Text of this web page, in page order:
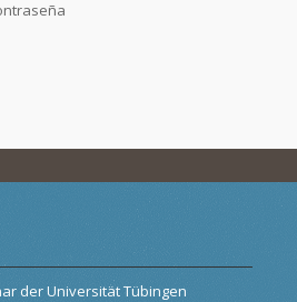
der Universität Tübingen